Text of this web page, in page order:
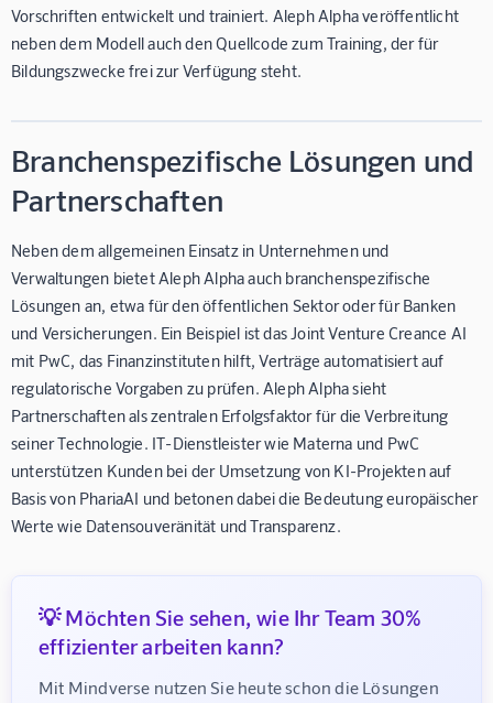
Vorschriften entwickelt und trainiert. Aleph Alpha veröffentlicht
neben dem Modell auch den Quellcode zum Training, der für
Bildungszwecke frei zur Verfügung steht.
Branchenspezifische Lösungen und
Partnerschaften
Neben dem allgemeinen Einsatz in Unternehmen und
Verwaltungen bietet Aleph Alpha auch branchenspezifische
Lösungen an, etwa für den öffentlichen Sektor oder für Banken
und Versicherungen. Ein Beispiel ist das Joint Venture Creance AI
mit PwC, das Finanzinstituten hilft, Verträge automatisiert auf
regulatorische Vorgaben zu prüfen. Aleph Alpha sieht
Partnerschaften als zentralen Erfolgsfaktor für die Verbreitung
seiner Technologie. IT-Dienstleister wie Materna und PwC
unterstützen Kunden bei der Umsetzung von KI-Projekten auf
Basis von PhariaAI und betonen dabei die Bedeutung europäischer
Werte wie Datensouveränität und Transparenz.
💡 Möchten Sie sehen, wie Ihr Team 30%
effizienter arbeiten kann?
Mit Mindverse nutzen Sie heute schon die Lösungen